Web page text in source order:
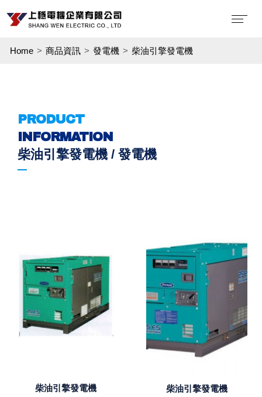
Home 商品資訊 發電機 柴油引擎發電機
PRODUCT
INFORMATION
柴油引擎發電機 / 發電機
柴油引擎發電機
柴油引擎發電機